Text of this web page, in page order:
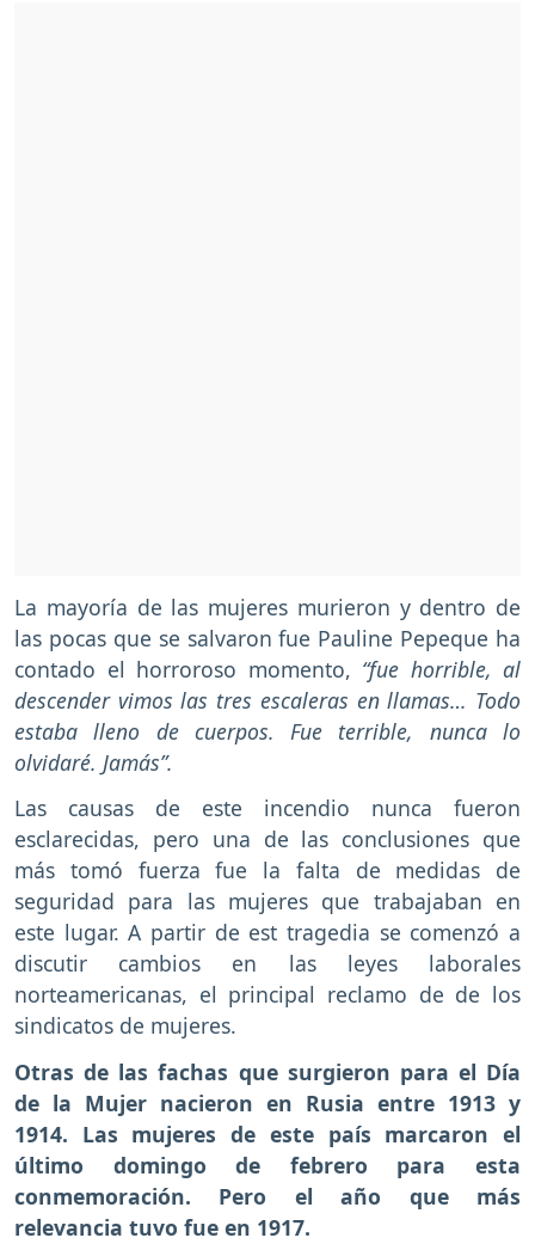
La mayoría de las mujeres murieron y dentro de
las pocas que se salvaron fue Pauline Pepeque ha
contado el horroroso momento, “fue horrible, al
descender vimos las tres escaleras en llamas… Todo
estaba lleno de cuerpos. Fue terrible, nunca lo
olvidaré. Jamás”.
Las causas de este incendio nunca fueron
esclarecidas, pero una de las conclusiones que
más tomó fuerza fue la falta de medidas de
seguridad para las mujeres que trabajaban en
este lugar. A partir de est tragedia se comenzó a
discutir cambios en las leyes laborales
norteamericanas, el principal reclamo de de los
sindicatos de mujeres.
Otras de las fachas que surgieron para el Día
de la Mujer nacieron en Rusia entre 1913 y
1914. Las mujeres de este país marcaron el
último domingo de febrero para esta
conmemoración. Pero el año que más
relevancia tuvo fue en 1917.